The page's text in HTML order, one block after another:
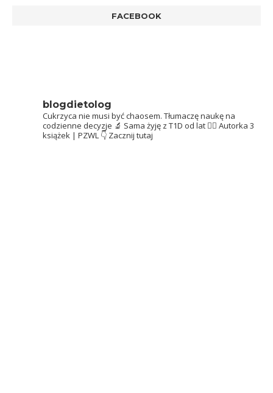
FACEBOOK
blogdietolog
Cukrzyca nie musi być chaosem. Tłumaczę naukę na
codzienne decyzje 🔬 Sama żyję z T1D od lat 👩‍⚕️ Autorka 3
książek | PZWL 👇 Zacznij tutaj